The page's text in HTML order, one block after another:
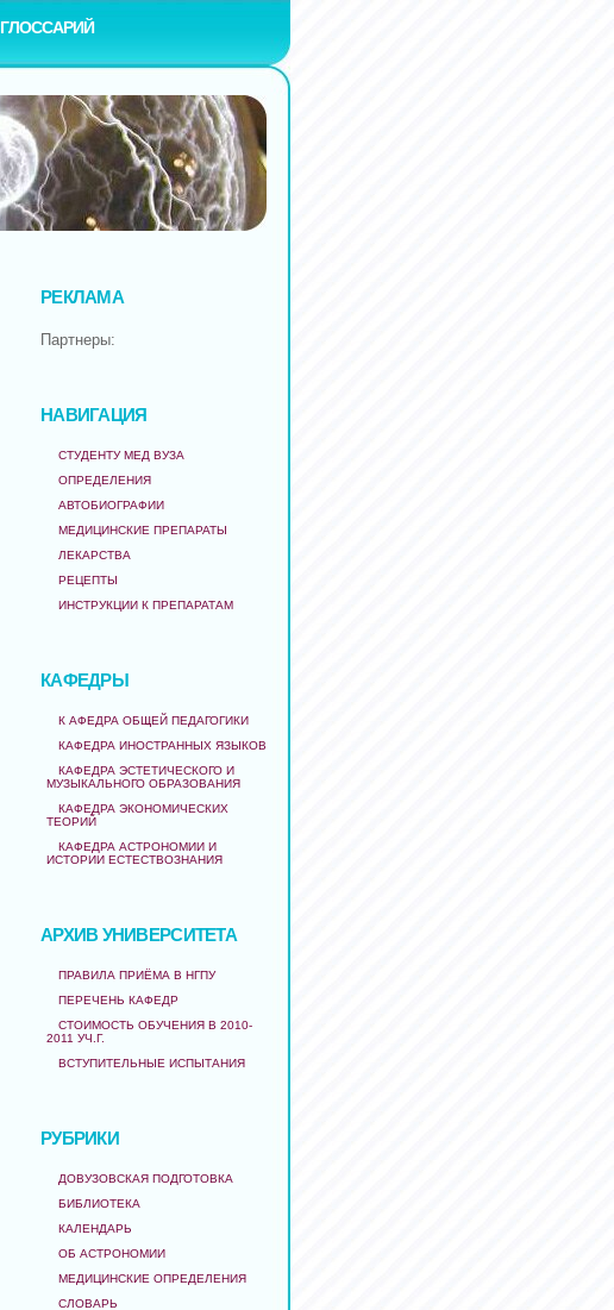
ГЛОССАРИЙ
РЕКЛАМА
Партнеры:
НАВИГАЦИЯ
СТУДЕНТУ МЕД ВУЗА
ОПРЕДЕЛЕНИЯ
АВТОБИОГРАФИИ
МЕДИЦИНСКИЕ ПРЕПАРАТЫ
ЛЕКАРСТВА
РЕЦЕПТЫ
ИНСТРУКЦИИ К ПРЕПАРАТАМ
КАФЕДРЫ
К АФЕДРА ОБЩЕЙ ПЕДАГОГИКИ
КАФЕДРА ИНОСТРАННЫХ ЯЗЫКОВ
КАФЕДРА ЭСТЕТИЧЕСКОГО И
МУЗЫКАЛЬНОГО ОБРАЗОВАНИЯ
КАФЕДРА ЭКОНОМИЧЕСКИХ
ТЕОРИЙ
КАФЕДРА АСТРОНОМИИ И
ИСТОРИИ ЕСТЕСТВОЗНАНИЯ
АРХИВ УНИВЕРСИТЕТА
ПРАВИЛА ПРИЁМА В НГПУ
ПЕРЕЧЕНЬ КАФЕДР
СТОИМОСТЬ ОБУЧЕНИЯ В 2010-
2011 УЧ.Г.
ВСТУПИТЕЛЬНЫЕ ИСПЫТАНИЯ
РУБРИКИ
ДОВУЗОВСКАЯ ПОДГОТОВКА
БИБЛИОТЕКА
КАЛЕНДАРЬ
ОБ АСТРОНОМИИ
МЕДИЦИНСКИЕ ОПРЕДЕЛЕНИЯ
СЛОВАРЬ